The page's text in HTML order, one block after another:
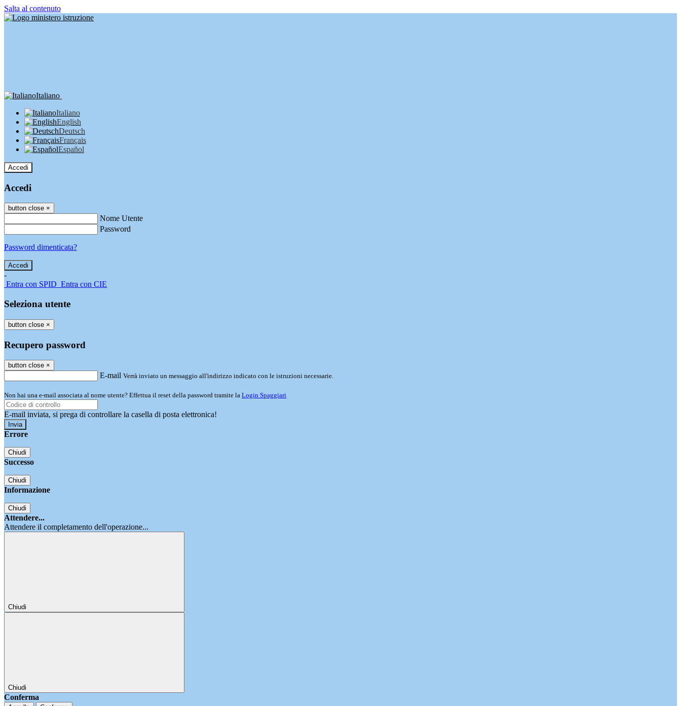
Salta al contenuto
Italiano
Italiano
English
Deutsch
Français
Español
Accedi
Accedi
button close ×
Nome Utente
Password
Password dimenticata?
-
Entra con SPID Entra con CIE
Seleziona utente
button close ×
Recupero password
button close ×
E-mail Verrà inviato un messaggio all'indirizzo indicato con le istruzioni necessarie.
Non hai una e-mail associata al nome utente? Effettua il reset della password tramite la Login Spaggiari
E-mail inviata, si prega di controllare la casella di posta elettronica!
Errore
Chiudi
Successo
Chiudi
Informazione
Chiudi
Attendere...
Attendere il completamento dell'operazione...
Chiudi
Chiudi
Conferma